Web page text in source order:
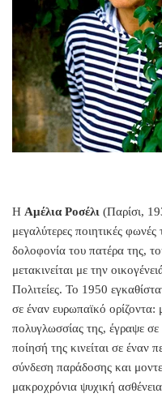
Η Αμέλια Ροσέλι (Παρίσι,
μεγαλύτερες ποιητικές
δολοφονία του πατέρα της,
μετακινείται με την
Πολιτείες. Το 1950
σε έναν ευρωπαϊκό
πολυγλωσσίας της, έγραψε
ποίησή της κινείται σε έναν
σύνδεση παράδοσης και
μακροχρόνια ψυχική